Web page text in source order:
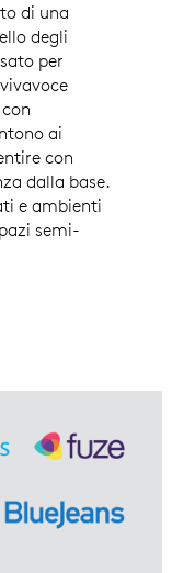
di una
degli
per
ai
con
dalla base.
e ambienti
semi-